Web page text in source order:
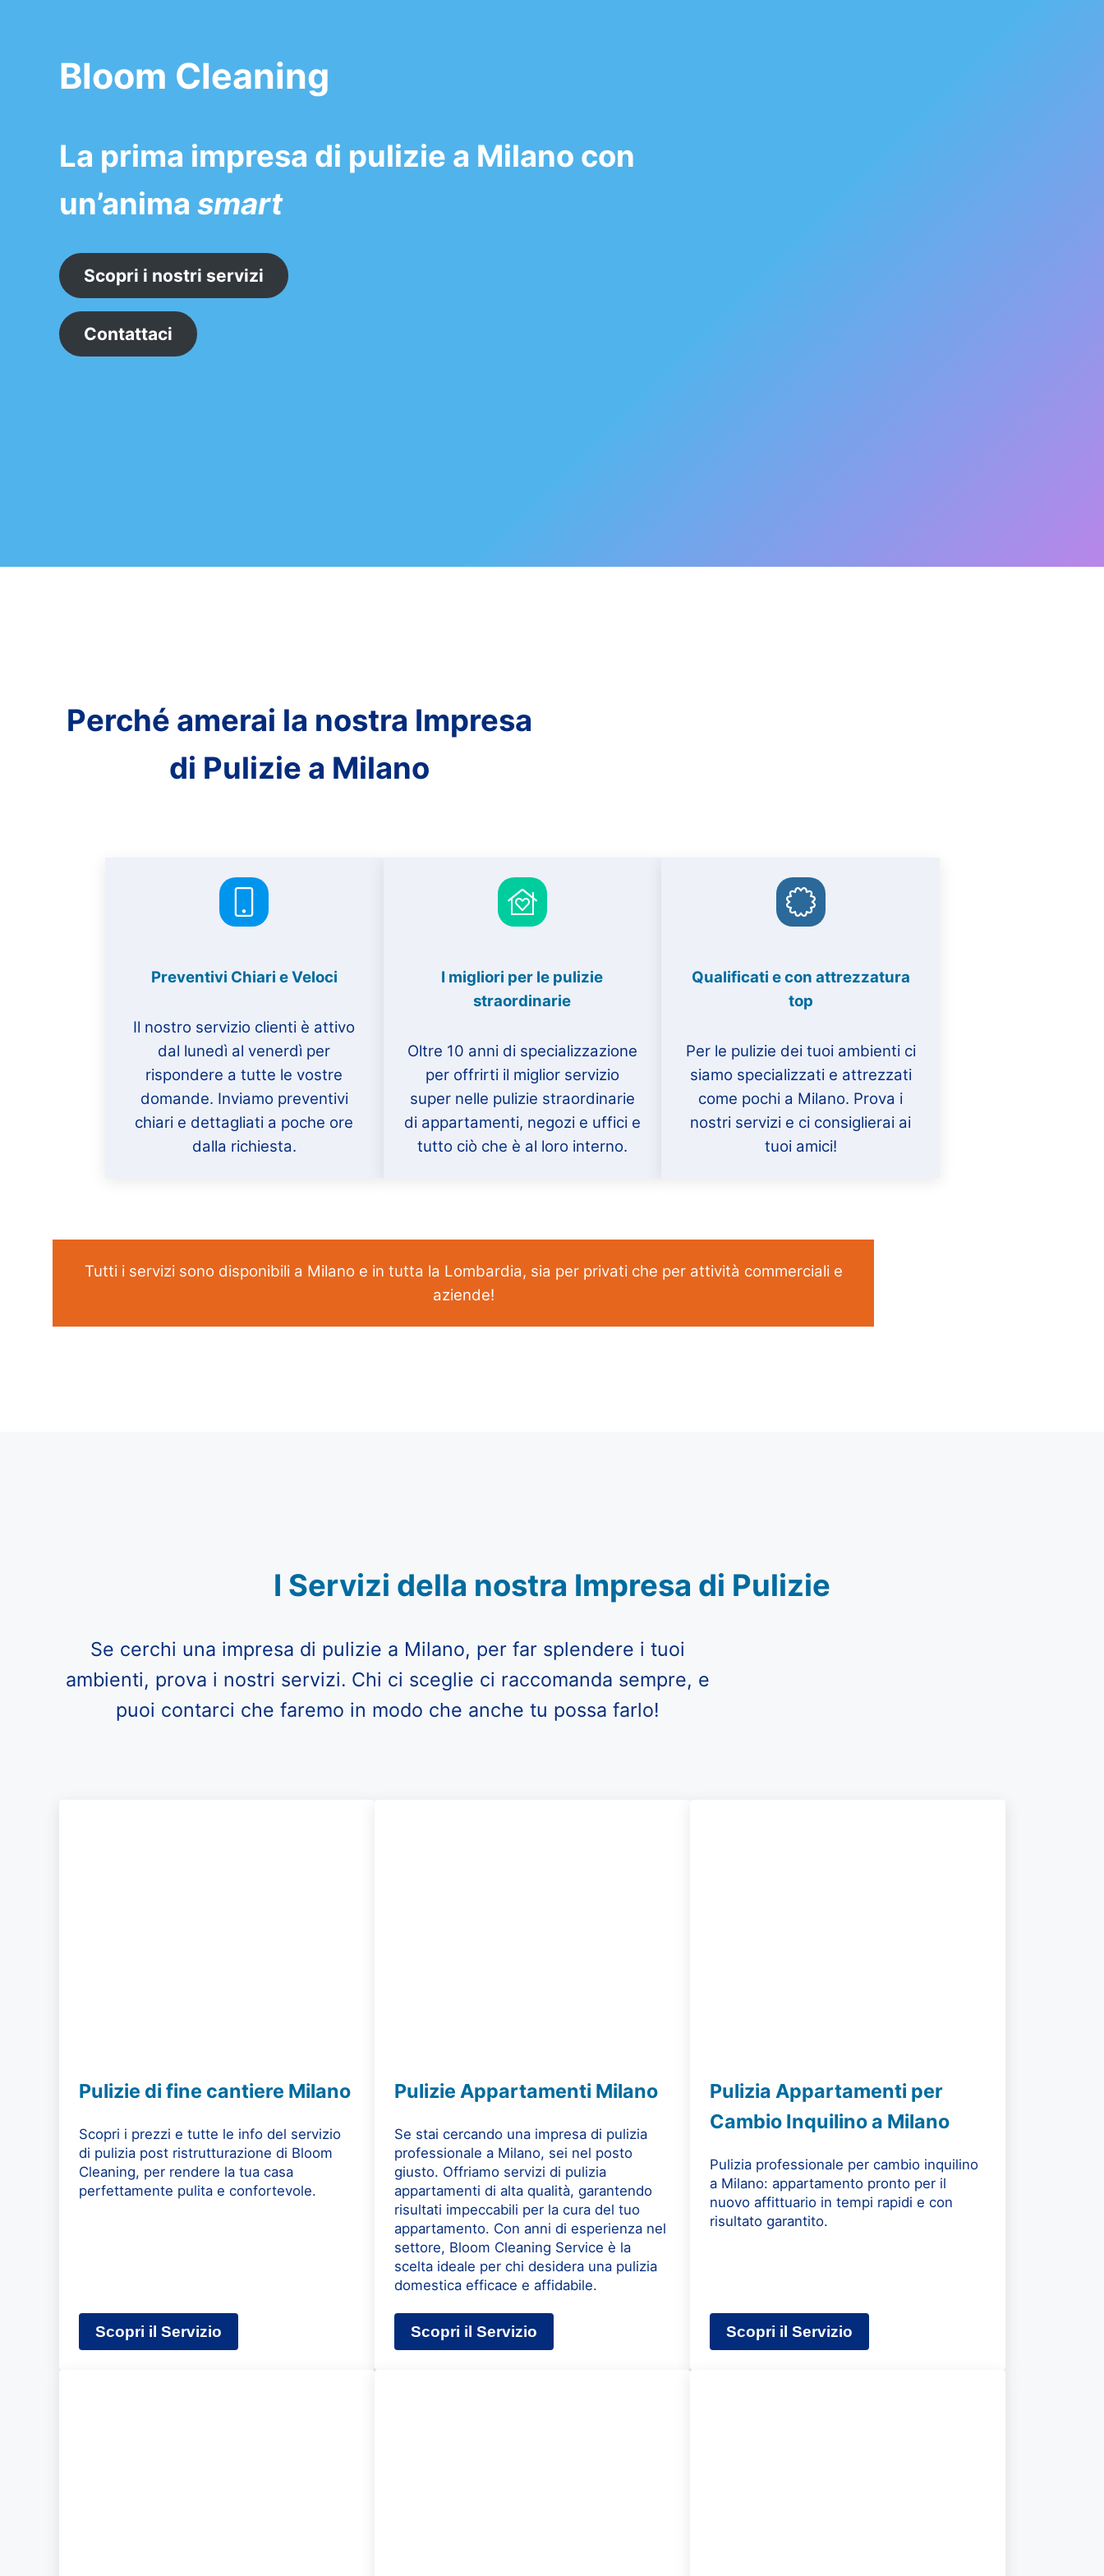
Bloom Cleaning
La prima impresa di pulizie a Milano con
un’anima smart
Scopri i nostri servizi
Contattaci
Perché amerai la nostra Impresa
di Pulizie a Milano
Preventivi Chiari e Veloci
Il nostro servizio clienti è attivo
dal lunedì al venerdì per
rispondere a tutte le vostre
domande. Inviamo preventivi
chiari e dettagliati a poche ore
dalla richiesta.
I migliori per le pulizie
straordinarie
Oltre 10 anni di specializzazione
per offrirti il miglior servizio
super nelle pulizie straordinarie
di appartamenti, negozi e uffici e
tutto ciò che è al loro interno.
Qualificati e con attrezzatura
top
Per le pulizie dei tuoi ambienti ci
siamo specializzati e attrezzati
come pochi a Milano. Prova i
nostri servizi e ci consiglierai ai
tuoi amici!
Tutti i servizi sono disponibili a Milano e in tutta la Lombardia, sia per privati che per attività commerciali e
aziende!
I Servizi della nostra Impresa di Pulizie
Se cerchi una impresa di pulizie a Milano, per far splendere i tuoi
ambienti, prova i nostri servizi. Chi ci sceglie ci raccomanda sempre, e
puoi contarci che faremo in modo che anche tu possa farlo!
Pulizie di fine cantiere Milano
Scopri i prezzi e tutte le info del servizio
di pulizia post ristrutturazione di Bloom
Cleaning, per rendere la tua casa
perfettamente pulita e confortevole.
Scopri il ServizioPulizie di fine cantiere Milano
Pulizie Appartamenti Milano
Se stai cercando una impresa di pulizia
professionale a Milano, sei nel posto
giusto. Offriamo servizi di pulizia
appartamenti di alta qualità, garantendo
risultati impeccabili per la cura del tuo
appartamento. Con anni di esperienza nel
settore, Bloom Cleaning Service è la
scelta ideale per chi desidera una pulizia
domestica efficace e affidabile.
Scopri il ServizioPulizie Appartamenti Milano
Pulizia Appartamenti per
Cambio Inquilino a Milano
Pulizia professionale per cambio inquilino
a Milano: appartamento pronto per il
nuovo affittuario in tempi rapidi e con
risultato garantito.
Scopri il ServizioPulizia Appartamenti per Cambio